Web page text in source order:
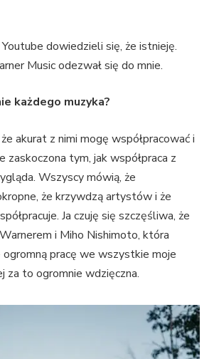
dowiedzieli się, że istnieję.
Music odezwał się do mnie.
każdego muzyka?
akurat z nimi mogę współpracować i
tym, jak współpraca z
Wszyscy mówią, że
że krzywdzą artystów i że
Ja czuję się szczęśliwa, że
i Miho Nishimoto, która
ogromną pracę we wszystkie moje
za to ogromnie wdzięczna.